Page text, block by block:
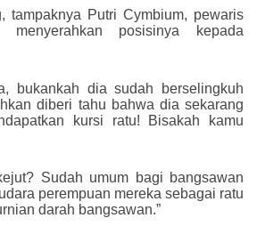
tampaknya Putri Cymbium, pewaris
posisinya kepada
bukankah dia sudah berselingkuh
diberi tahu bahwa dia sekarang
kursi ratu! Bisakah kamu
Sudah umum bagi bangsawan
perempuan mereka sebagai ratu
darah bangsawan.”